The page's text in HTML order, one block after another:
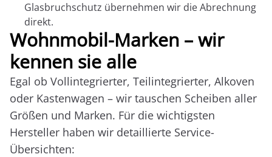
Glasbruchschutz übernehmen wir die Abrechnung
direkt.
Wohnmobil-Marken – wir
kennen sie alle
Egal ob Vollintegrierter, Teilintegrierter, Alkoven
oder Kastenwagen – wir tauschen Scheiben aller
Größen und Marken. Für die wichtigsten
Hersteller haben wir detaillierte Service-
Übersichten: